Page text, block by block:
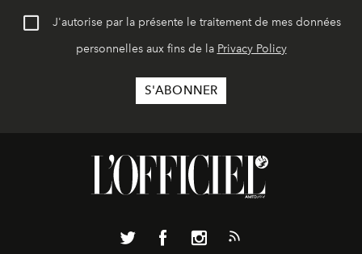
J'autorise par la présente le traitement de mes données
personnelles aux fins de la Privacy Policy